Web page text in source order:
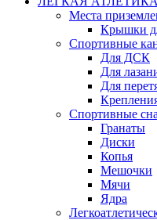
Места
Крышки
Спортивные
Для ДСК
Для
Для
Спортивные
Гранаты
Диски
Копья
Мешочки
Мячи
Ядра